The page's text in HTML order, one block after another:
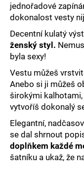
jednořadové
dokonalost vesty
Decentní kulatý
ženský styl.
byla sexy!
Vestu můžeš
Anebo si ji můžeš
širokými
vytvoříš dokonalý
Elegantní,
se dal shrnout
doplňkem každé
šatníku a ukaž, že